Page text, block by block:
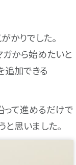
かりでした。
ガから始めたいと
追加できる
って進めるだけで
思いました。